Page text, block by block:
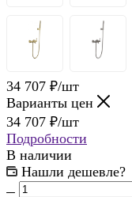
34 707 ₽/шт
Варианты цен
34 707 ₽/шт
Подробности
В наличии
Нашли дешевле?